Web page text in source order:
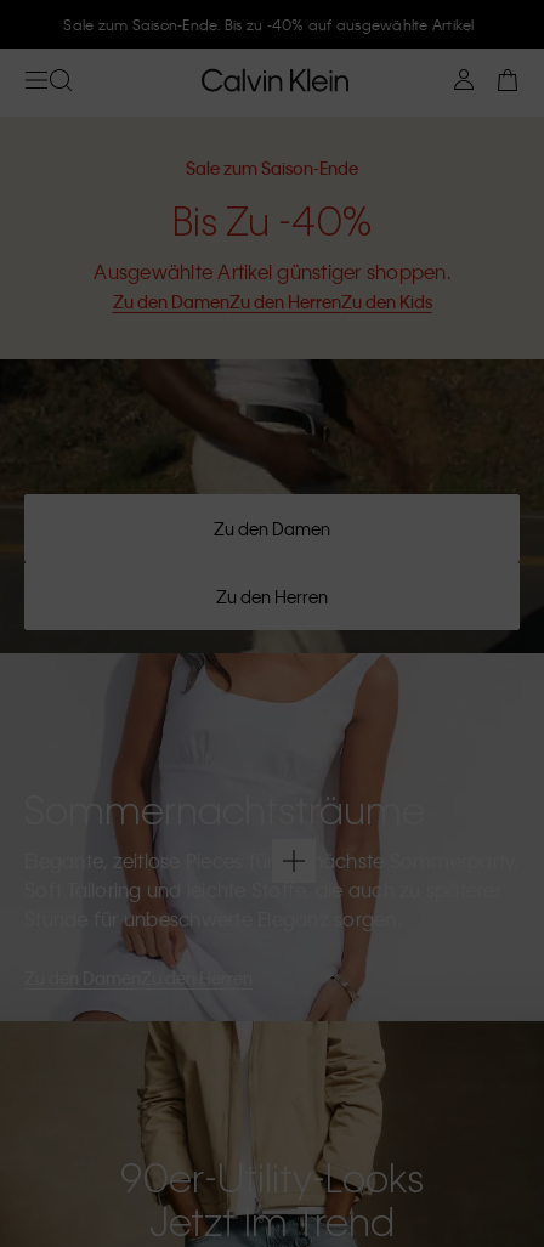
Folge Calvin Klein und gönne Dir -10%
Sale zum Saison-Ende
Bis Zu -40%
Ausgewählte Artikel günstiger shoppen.
Zu den DamenZu den HerrenZu den Kids
Zu den Damen
Zu den Herren
Sommernachtsträume
Elegante, zeitlose Pieces für die nächste Sommerparty.
Soft Tailoring und leichte Stoffe, die auch zu späterer
Stunde für unbeschwerte Eleganz sorgen.
Zu den Herren
90er-Utility-Looks
Jetzt Im Trend